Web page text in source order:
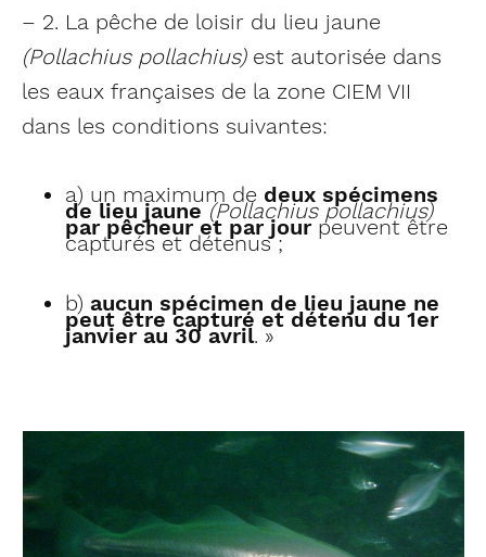
– 2. La pêche de loisir du lieu jaune
(Pollachius pollachius) est autorisée dans
les eaux françaises de la zone CIEM VII
dans les conditions suivantes:
a) un maximum de deux spécimens
de lieu jaune (Pollachius pollachius)
par pêcheur et par jourpeuvent être
capturés et détenus ;
b) aucun spécimen de lieu jaune ne
peut être capturé et détenu du 1er
janvier au 30 avril. »